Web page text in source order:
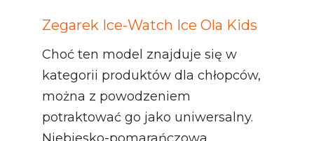
Zegarek Ice-Watch Ice Ola Kids
Choć ten model znajduje się w
kategorii produktów dla chłopców,
można z powodzeniem
potraktować go jako uniwersalny.